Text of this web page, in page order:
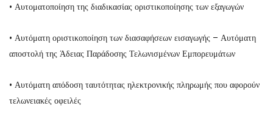
• Αυτοματοποίηση της διαδικασίας οριστικοποίησης των εξαγωγών
• Αυτόματη οριστικοποίηση των διασαφήσεων εισαγωγής – Αυτόματη
αποστολή της Άδειας Παράδοσης Τελωνισμένων Εμπορευμάτων
• Αυτόματη απόδοση ταυτότητας ηλεκτρονικής πληρωμής που αφορούν
τελωνειακές οφειλές